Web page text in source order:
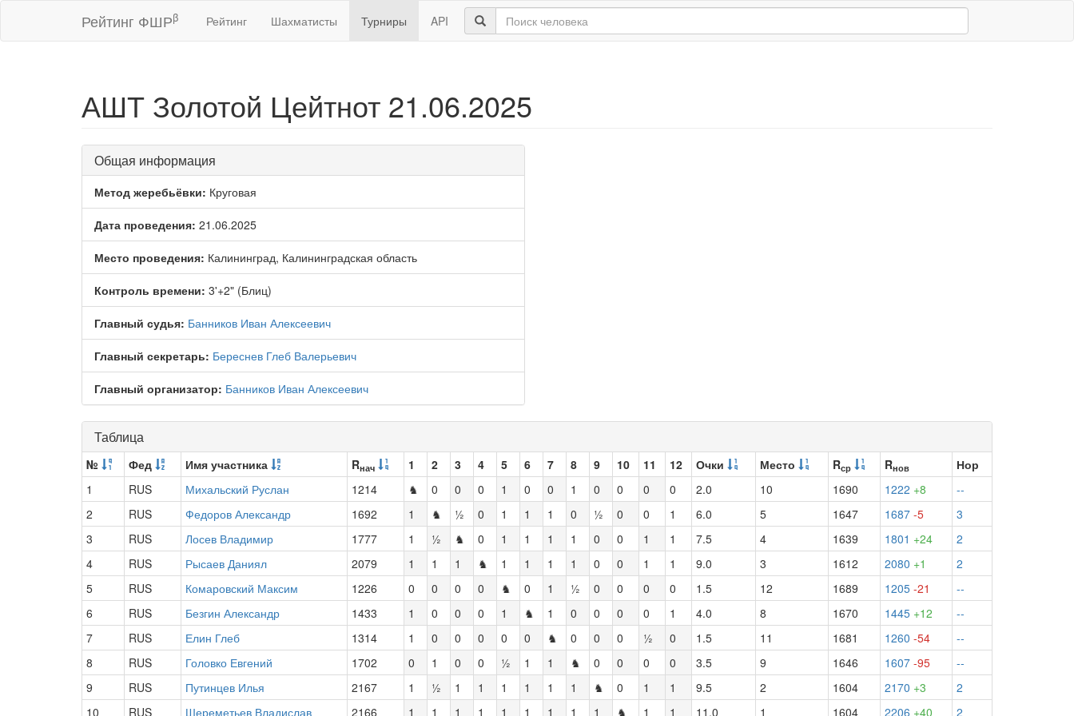
Рейтинг ФШРβ Рейтинг Шахматисты Турниры API
АШТ Золотой Цейтнот 21.06.2025
Общая информация
Метод жеребьёвки: Круговая
Дата проведения: 21.06.2025
Место проведения: Калининград, Калининградская область
Контроль времени: 3'+2" (Блиц)
Главный судья: Банников Иван Алексеевич
Главный секретарь: Береснев Глеб Валерьевич
Главный организатор: Банников Иван Алексеевич
Таблица
№ Фед Имя участника Rнач 1 2 3 4 5 6 7 8 9 10 11 12 Очки Место Rср Rнов
Нор
1
RUS Михальский Руслан 1214 ♞ 0 0 0 1 0 0 1 0 0 0 0 2.0 10 1690 1222 +8
--
2
RUS Федоров Александр 1692 1 ♞ ½ 0 1 1 1 0 ½ 0 0 1 6.0 5 1647 1687 -5
3
3
RUS Лосев Владимир 1777 1 ½ ♞ 0 1 1 1 1 0 0 1 1 7.5 4 1639 1801 +24
2
4
RUS Рысаев Даниял 2079 1 1 1 ♞ 1 1 1 1 0 0 1 1 9.0 3 1612 2080 +1
2
5
RUS Комаровский Максим 1226 0 0 0 0 ♞ 0 1 ½ 0 0 0 0 1.5 12 1689 1205 -21
--
6
RUS Безгин Александр 1433 1 0 0 0 1 ♞ 1 0 0 0 0 1 4.0 8 1670 1445 +12
--
7
RUS Елин Глеб 1314 1 0 0 0 0 0 ♞ 0 0 0 ½ 0 1.5 11 1681 1260 -54
--
8
RUS Головко Евгений 1702 0 1 0 0 ½ 1 1 ♞ 0 0 0 0 3.5 9 1646 1607 -95
--
9
RUS Путинцев Илья 2167 1 ½ 1 1 1 1 1 1 ♞ 0 1 1 9.5 2 1604 2170 +3
2
10
RUS Шереметьев Владислав 2166 1 1 1 1 1 1 1 1 1 ♞ 1 1 11.0 1 1604 2206 +40 2